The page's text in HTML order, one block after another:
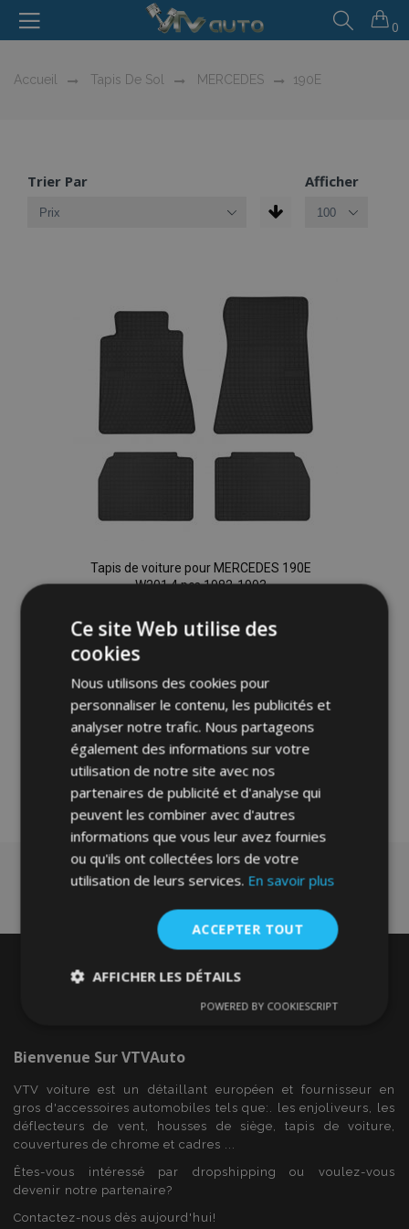
0
Accueil Tapis De Sol MERCEDES 190E
Trier Par Afficher
Tapis de voiture pour MERCEDES 190E
W201 4 pcs 1982-1993
à la
liste
d'achats
Bienvenue SurVTVAuto
VTV voiture est un détaillant européen et fournisseur en
gros d'accessoires automobiles tels que:. les enjoliveurs, les
déflecteurs de vent, housses de siège, tapis de voiture,
couvertures de chrome et cadres ...
Êtes-vous intéressé par dropshipping ou voulez-vous
devenir notre partenaire?
Contactez-nous dès aujourd'hui!
Ce site Web utilise des
cookies
Nous utilisons des cookies pour
personnaliser le contenu, les publicités et
analyser notre trafic. Nous partageons
également des informations sur votre
utilisation de notre site avec nos
partenaires de publicité et d'analyse qui
peuvent les combiner avec d'autres
informations que vous leur avez fournies
ou qu'ils ont collectées lors de votre
utilisation de leurs services. En savoir plus
ACCEPTER TOUT
AFFICHER LES DÉTAILS
Performance Ciblage
Fonctionnalité
POWERED BY COOKIESCRIPT